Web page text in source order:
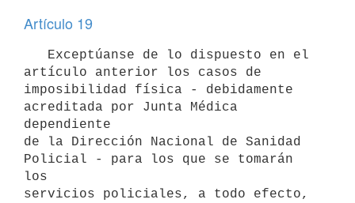
Artículo 19
artículo anterior los casos de
imposibilidad física - debidamente
acreditada por Junta Médica
dependiente
de la Dirección Nacional de Sanidad
Policial - para los que se tomarán
los
servicios policiales, a todo efecto,